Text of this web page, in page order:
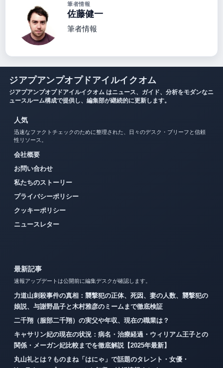
筆者情報
佐藤健一
筆者情報
ジアプアンプオプドアイルイクオム
ジアプアンプオプドアイルイクオム はニュース、ガイド、分析をモダンなニ
ュースルーム構成で提供し、編集部が継続的に更新します。
人気
迅速なファクトチェックのために整理された、日々のデスク・ブリーフと信頼
性リソース。
会社概要
お問い合わせ
私たちのストーリー
プライバシーポリシー
クッキーポリシー
ニュースレター
最新記事
速報アップデートは公開前に編集デスクが確認します。
力道山刺殺事件の真相：襲撃犯の正体、死因、妻の人数、襲撃犯の
娘説、与謝野晶子と木村雅彦のミームまで徹底検証
二千翔（服部二千翔）の実父や年収、現在の職業は？
キャサリン妃の現在の状況：病名・治療経過・ウィリアム王子との
関係・メーガン妃比較までを徹底解説【2025年最新】
丸山礼とは？ものまね「はにゃ」で話題のタレント・女優・